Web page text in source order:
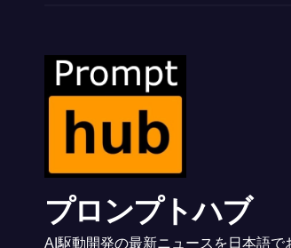
プロンプトハブ
AI駆動開発の最新ニュースを日本語で